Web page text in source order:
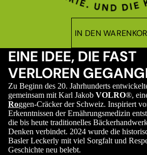
IN DEN
EINE IDEE, DIE FAST
VERLOREN
Zu Beginn des 20. Jahrhunderts
gemeinsam mit Karl Jakob VOLRO®,
Roggen-Cräcker der Schweiz. Inspiriert
Erkenntnissen der Ernährungsmedizin
die bis heute traditionelles
Denken verbindet. 2024 wurde die
Basler Leckerly mit viel Sorgfalt und
Geschichte neu belebt.